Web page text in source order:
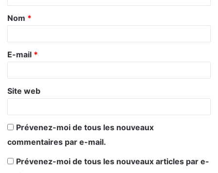
t
a
r
e
*
Nom *
E-mail *
Site web
Prévenez-moi de tous les nouveaux
commentaires par e-mail.
Prévenez-moi de tous les nouveaux articles par e-